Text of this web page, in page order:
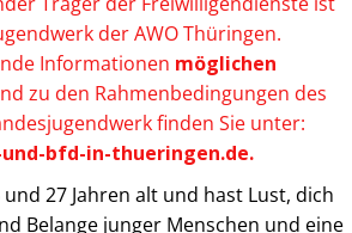
der AWO Thüringen.
Informationen möglichen
zu den Rahmenbedingungen des
finden Sie unter:
bfd-in-thueringen.de.
27 Jahren alt und hast Lust, dich
Belange junger Menschen und eine